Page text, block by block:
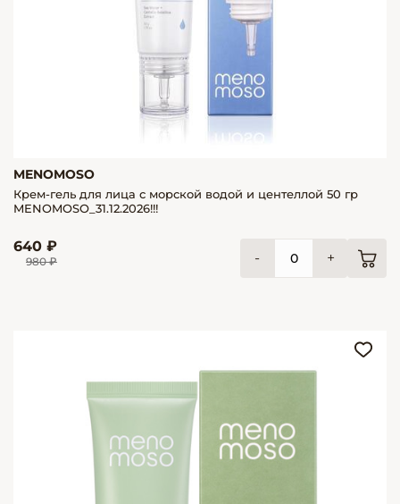
MENOMOSO
Крем-гель для лица с морской водой и центеллой 50 гр
MENOMOSO_31.12.2026!!!
640 ₽
980 ₽ - +